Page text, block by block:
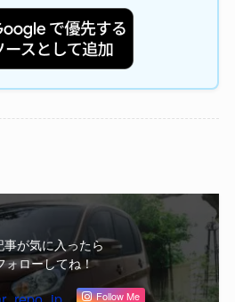
事が気に入ったら
ォローしてね！
Follow Me